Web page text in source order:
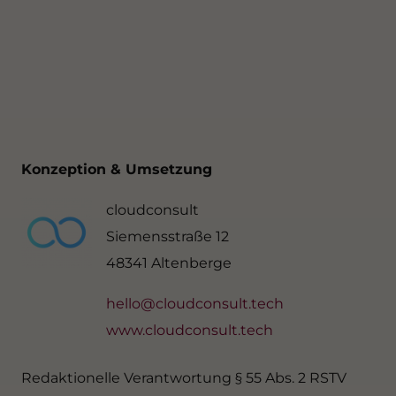
Konzeption & Umsetzung
cloudconsult
Siemensstraße 12
48341 Altenberge
hello@cloudconsult.tech
www.cloudconsult.tech
Redaktionelle Verantwortung § 55 Abs. 2 RSTV